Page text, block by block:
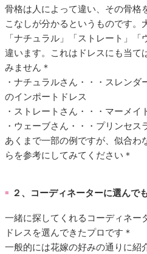
骨格は人によって違い、その骨格
こなしが分かるというものです。
「ナチュラル」「ストレート」
違います。これはドレスにも当て
みません＊
・ナチュラルさん・・・スレン
のインポートドレス
・ストレートさん・・・マーメ
・ウェーブさん・・・プリンセス
あくまで一部の例ですが、似合わ
らを参考にしてみてください＊
■ ２、コーディネーターに選んで
一緒に探してくれるコーディネー
ドレスを選んできたプロです＊
一般的には花嫁の好みの通りに紹